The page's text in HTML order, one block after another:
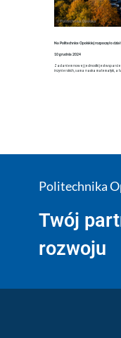
Na Politechnice Opolskiej rozpoczęło
10 grudnia 2024
Zadaniem nowej jednostki jest
inżynierskich, sama nauka matematyki,
Politechnika
Twój
rozwoju